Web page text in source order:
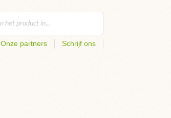
Onze partners Schrijf ons